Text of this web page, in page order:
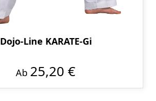
Dojo-Line KARATE-Gi
Ab 25,20 €